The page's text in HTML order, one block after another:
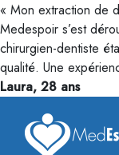
« Mon extraction de
Medespoir s’est
chirurgien-dentiste
qualité. Une
Laura, 28 ans